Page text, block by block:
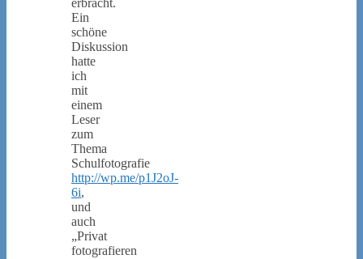
erbracht.
Ein
schöne
Diskussion
hatte
ich
mit
einem
Leser
zum
Thema
Schulfotografie
http://wp.me/p1J2oJ-
6i,
und
auch
„Privat
fotografieren